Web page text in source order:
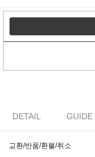
DETAIL GUIDE
교환/반품/환불/취소